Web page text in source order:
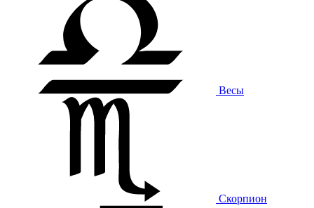
Весы
Скорпион